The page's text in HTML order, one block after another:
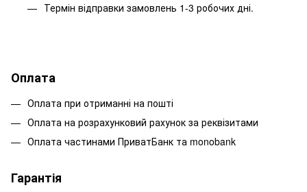
Термін відправки замовлень 1-3 робочих дні.
Оплата
Оплата при отриманні на пошті
Оплата на розрахунковий рахунок за реквізитами
Оплата частинами ПриватБанк та monobank
Гарантія